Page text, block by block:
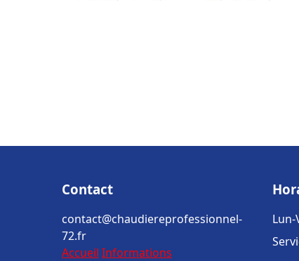
Contact
contact@chaudiereprofessionnel-
72.fr
Accueil Informations
Lun-